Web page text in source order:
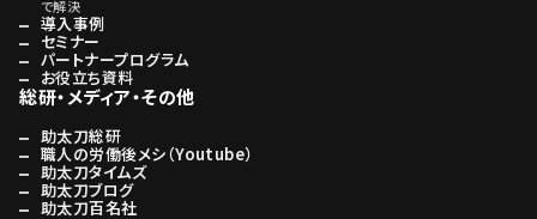
で解決
導入事例
セミナー
パートナープログラム
お役立ち資料
総研・メディア・その他
助太刀総研
職人の労働後メシ（Youtube）
助太刀タイムズ
助太刀ブログ
助太刀百名社